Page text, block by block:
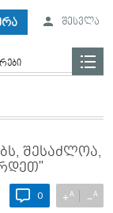
შესვლა
შესაძლოა,
0 +A −A